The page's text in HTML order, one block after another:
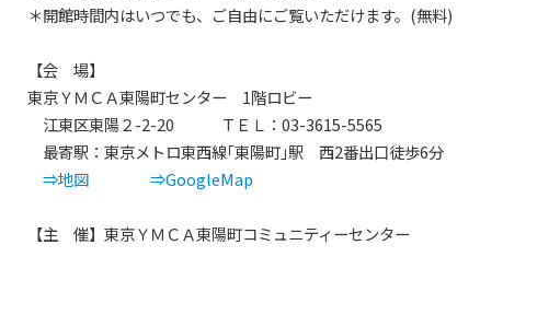
＊開館時間内はいつでも、ご自由にご覧いただけます。(無料)
【会 場】
東京ＹＭＣＡ東陽町センター 1階ロビー
江東区東陽２-2-20 ＴＥＬ：03-3615-5565
最寄駅：東京メトロ東西線｢東陽町｣駅 西2番出口徒歩6分
⇒地図
⇒GoogleMap
【主 催】 東京ＹＭＣＡ東陽町コミュニティーセンター